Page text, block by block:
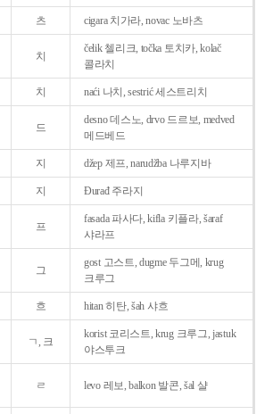
츠 cigara 치가라, novac 노바츠
치
čelik 첼리크, točka 토치카, kolač
콜라치
치 naći 나치, sestrić 세스트리치
드
desno 데스노, drvo 드르보, medved
메드베드
지 džep 제프, narudžba 나루지바
지 Ðurađ 주라지
프
fasada 파사다, kifla 키플라, šaraf
샤라프
그
gost 고스트, dugme 두그메, krug
크루그
흐 hitan 히탄, šah 샤흐
ㄱ, 크
korist 코리스트, krug 크루그, jastuk
야스투크
ㄹ levo 레보, balkon 발콘, šal 샬